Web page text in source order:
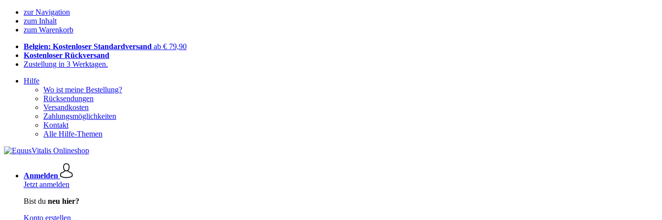
zur Navigation
zum Inhalt
zum Warenkorb
Belgien: Kostenloser Standardversand ab € 79,90
Kostenloser Rückversand
Zustellung in 3 Werktagen.
Hilfe
Wo ist meine Bestellung?
Rücksendungen
Versandkosten
Zahlungsmöglichkeiten
Kontakt
Alle Hilfe-Themen
Anmelden
Jetzt anmelden
Bist du neu hier?
Konto erstellen